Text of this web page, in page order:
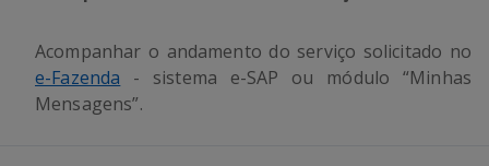
Acompanhar o andamento do serviço solicitado no
e-Fazenda - sistema e-SAP ou módulo “Minhas
Mensagens”.